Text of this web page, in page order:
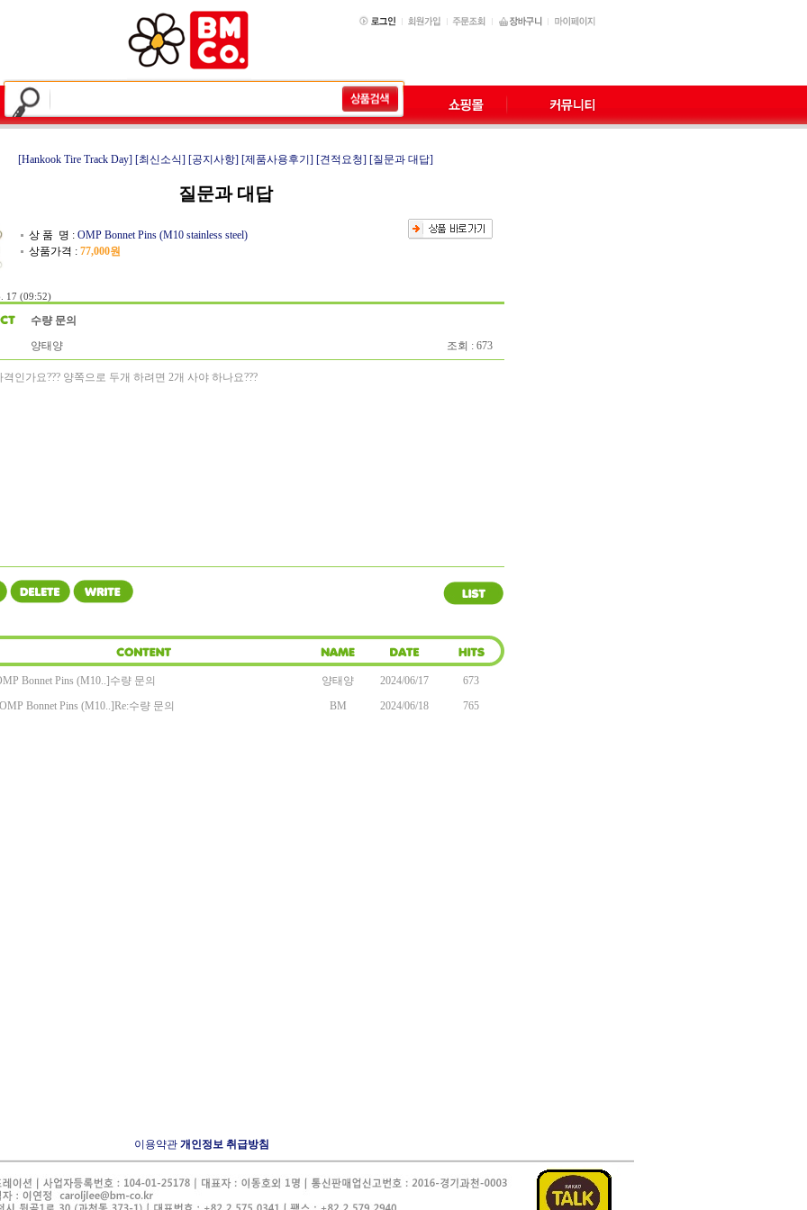
[Hankook Tire Track Day] [최신소식] [공지사항] [제품사용후기] [견적요청] [질문과 대답]
질문과 대답
상 품 명 : OMP Bonnet Pins (M10 stainless steel)
상품가격 : 77,000원
17 (09:52)
수량 문의
양태양
조회 : 673
격인가요??? 양쪽으로 두개 하려면 2개 사야 하나요???
Bonnet Pins (M10..] 수량 문의 양태양 2024/06/17
673
Bonnet Pins (M10..]Re:수량 문의 BM 2024/06/18 765
이용약관 개인정보 취급방침